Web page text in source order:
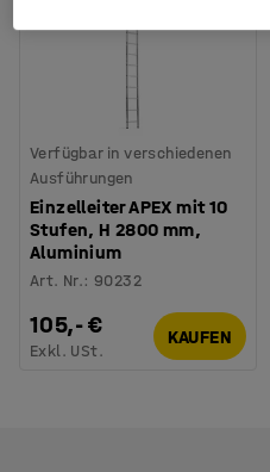
Verfügbar in verschiedenen
Ausführungen
Einzelleiter APEX mit 10
Stufen, H 2800 mm,
Aluminium
Art. Nr.: 90232
105,- €
Exkl. USt.
KAUFEN